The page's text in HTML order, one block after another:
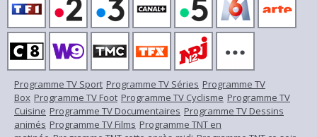
Programme TV Sport Programme TV Séries Programme TV
Box Programme TV Foot Programme TV Cyclisme Programme TV
Cuisine Programme TV Documentaires Programme TV Dessins
animés Programme TV Films Programme TNT en